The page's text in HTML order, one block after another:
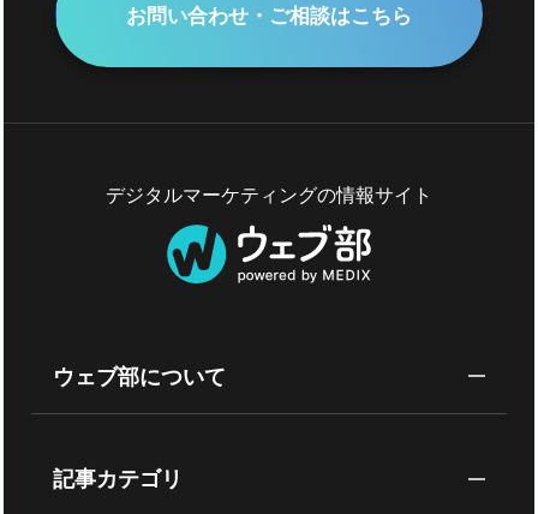
お問い合わせ・ご相談はこちら
デジタルマーケティングの情報サイト
ウェブ部について
記事カテゴリ